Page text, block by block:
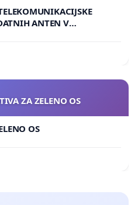
ANTEN V
ZA ZELENO OS
OS